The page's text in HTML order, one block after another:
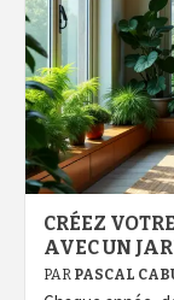
CRÉEZ
AVEC UN
PAR PASCAL